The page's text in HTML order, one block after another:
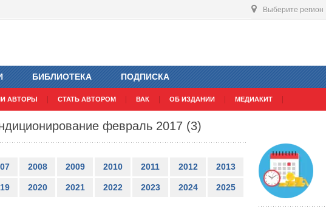
Выберите регион
АВТОРЫ СТАТЬ АВТОРОМ ВАК ОБ ИЗДАНИИ МЕДИАКИТ
БИБЛИОТЕКА ПОДПИСКА
февраль 2017 (3)
2008 2009 2010 2011 2012 2013
2020 2021 2022 2023 2024 2025